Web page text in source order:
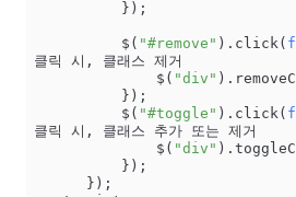
          $(
"#remove" ).click(
클릭 시, 클래스 제거
              $(
"div"
          $(
"#toggle" ).click(
클릭 시, 클래스 추가 또는 제거
              $(
"div"